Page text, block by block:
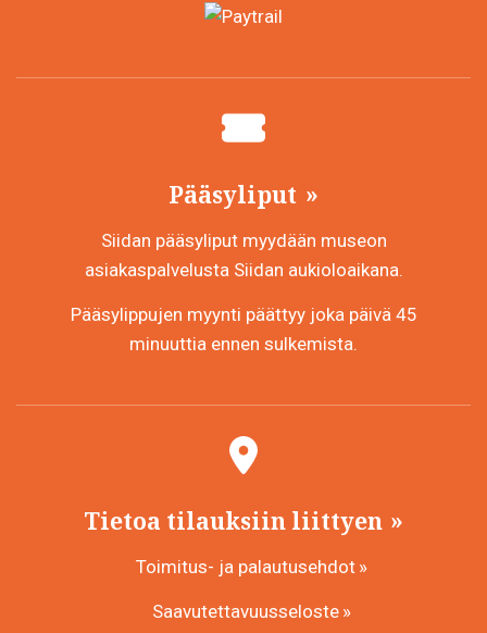
Pääsyliput
Siidan pääsyliput myydään museon
asiakaspalvelusta Siidan aukioloaikana.
Pääsylippujen myynti päättyy joka päivä 45
minuuttia ennen sulkemista.
Tietoa tilauksiin liittyen
Toimitus- ja palautusehdot
Saavutettavuusseloste